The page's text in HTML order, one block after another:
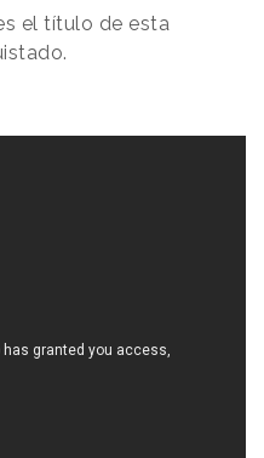
el título de esta